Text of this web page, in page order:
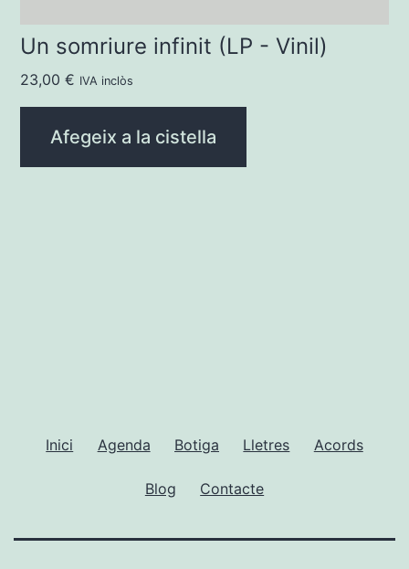
Un somriure infinit (LP - Vinil)
23,00€ IVA inclòs
Afegeix a la cistella
Inici Agenda Botiga Lletres Acords
Blog Contacte